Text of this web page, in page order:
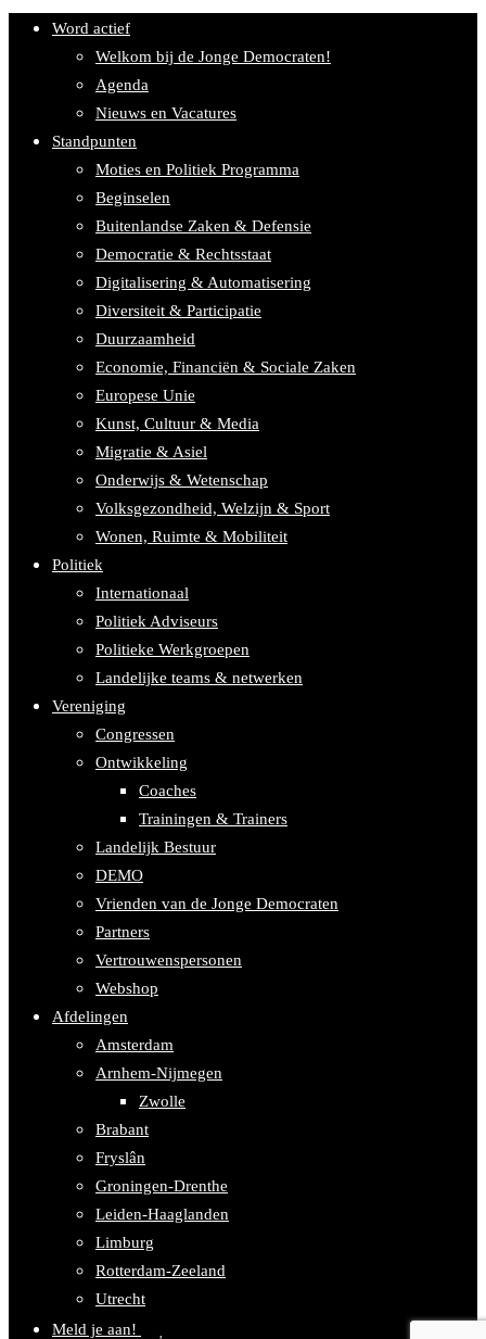
Word actief
Welkom bij de Jonge Democraten!
Agenda
Nieuws en Vacatures
Standpunten
Moties en Politiek Programma
Beginselen
Buitenlandse Zaken & Defensie
Democratie & Rechtsstaat
Digitalisering & Automatisering
Diversiteit & Participatie
Duurzaamheid
Economie, Financiën & Sociale Zaken
Europese Unie
Kunst, Cultuur & Media
Migratie & Asiel
Onderwijs & Wetenschap
Volksgezondheid, Welzijn & Sport
Wonen, Ruimte & Mobiliteit
Politiek
Internationaal
Politiek Adviseurs
Politieke Werkgroepen
Landelijke teams & netwerken
Vereniging
Congressen
Ontwikkeling
Coaches
Trainingen & Trainers
Landelijk Bestuur
DEMO
Vrienden van de Jonge Democraten
Partners
Vertrouwenspersonen
Webshop
Afdelingen
Amsterdam
Arnhem-Nijmegen
Zwolle
Brabant
Fryslân
Groningen-Drenthe
Leiden-Haaglanden
Limburg
Rotterdam-Zeeland
Utrecht
Meld je aan!